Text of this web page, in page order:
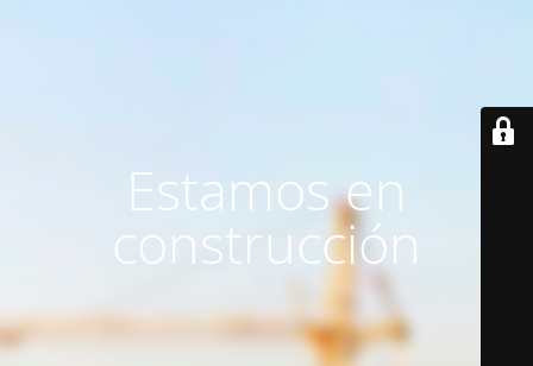
Estamos en
construcción